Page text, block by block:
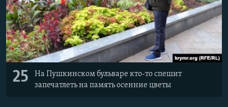
25
На Пушкинском бульваре кто-то спешит
запечатлеть на память осенние цветы